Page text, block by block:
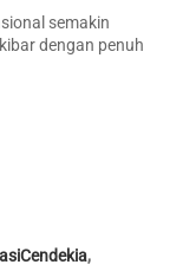
semakin
dengan penuh
,